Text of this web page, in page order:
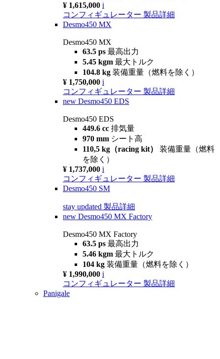
¥ 1,615,000 i
コンフィギュレーター 製品詳細
Desmo450 MX
Desmo450 MX
63.5 ps 最高出力
5.45 kgm 最大トルク
104.8 kg 装備重量（燃料を除く）
¥ 1,750,000 i
コンフィギュレーター 製品詳細
new Desmo450 EDS
Desmo450 EDS
449.6 cc 排気量
970 mm シート高
110,5 kg（racing kit） 装備重量（燃料
を除く）
¥ 1,737,000 i
コンフィギュレーター 製品詳細
Desmo450 SM
stay updated 製品詳細
new Desmo450 MX Factory
Desmo450 MX Factory
63.5 ps 最高出力
5.46 kgm 最大トルク
104 kg 装備重量（燃料を除く）
¥ 1,990,000 i
コンフィギュレーター 製品詳細
Panigale